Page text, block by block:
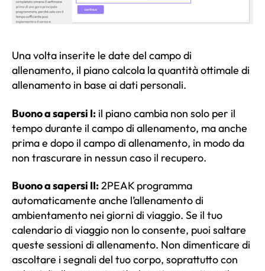
Una volta inserite le date del campo di
allenamento, il piano calcola la quantità ottimale di
allenamento in base ai dati personali.
Buono a sapersi I: il piano cambia non solo per il
tempo durante il campo di allenamento, ma anche
prima e dopo il campo di allenamento, in modo da
non trascurare in nessun caso il recupero.
Buono a sapersi II:2PEAK programma
automaticamente anche l’allenamento di
ambientamento nei giorni di viaggio. Se il tuo
calendario di viaggio non lo consente, puoi saltare
queste sessioni di allenamento. Non dimenticare di
ascoltare i segnali del tuo corpo, soprattutto con